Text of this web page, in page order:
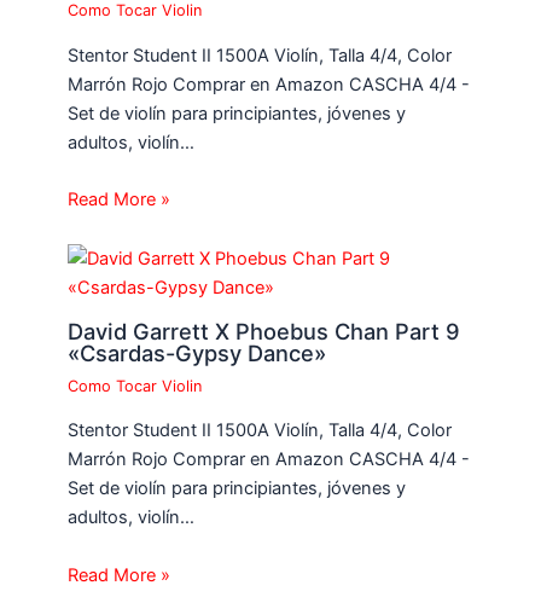
Como Tocar Violin
Stentor Student II 1500A Violín, Talla 4/4, Color
Marrón Rojo Comprar en Amazon CASCHA 4/4 -
Set de violín para principiantes, jóvenes y
adultos, violín…
Read More »
David Garrett X Phoebus Chan Part 9
«Csardas-Gypsy Dance»
Como Tocar Violin
Stentor Student II 1500A Violín, Talla 4/4, Color
Marrón Rojo Comprar en Amazon CASCHA 4/4 -
Set de violín para principiantes, jóvenes y
adultos, violín…
Read More »